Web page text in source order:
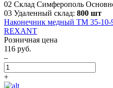
02 Склад Симферополь
03 Удаленный склад: 800 шт
Наконечник медный ТМ 35-10-
REXANT
Розничная цена
116 руб.
–
+